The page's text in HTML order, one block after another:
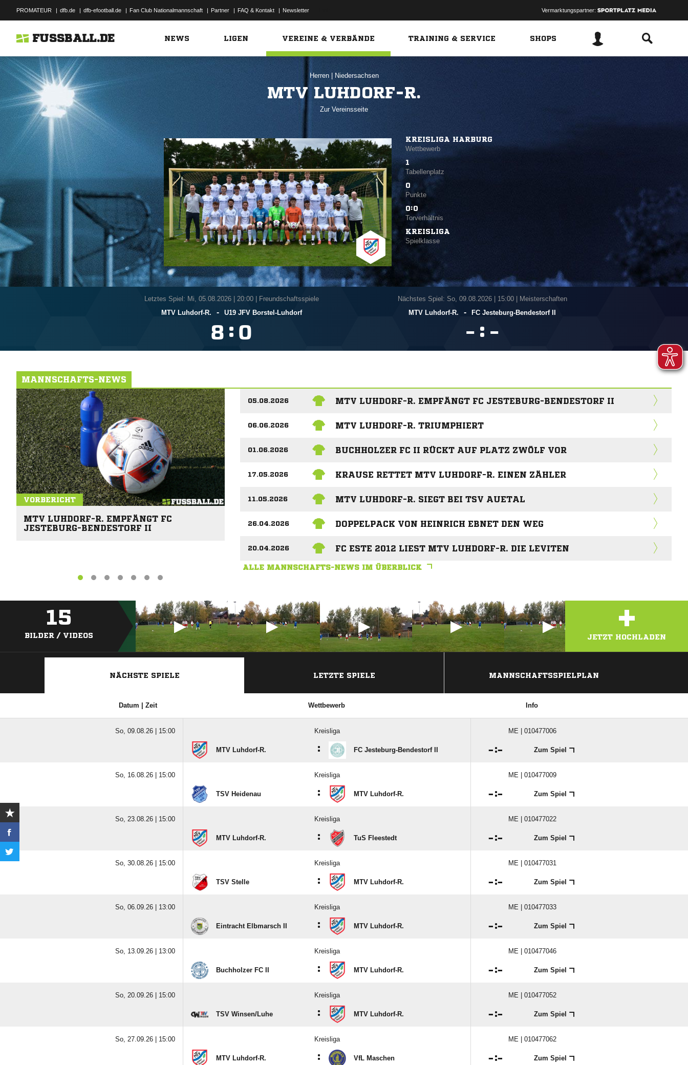
PROMATEUR | dfb.de | dfb-efootball.de | Fan Club Nationalmannschaft | Partner | FAQ & Kontakt | Newsletter Vermarktungspartner:
FUSSBALL.DE NEWS LIGEN VEREINE & VERBÄNDE TRAINING & SERVICE SHOPS
Herren Niedersachsen
MTV LUHDORF-R.
Zur Vereinsseite
KREISLIGA HARBURG
Wettbewerb
1
Tabellenplatz
0
Punkte
0:0
Torverhältnis
KREISLIGA
Spielklasse
Letztes Spiel: Mi, 05.08.2026| 20:00 | Freundschaftsspiele
MTV Luhdorf-R.
- U19 JFV Borstel-Luhdorf
 : 
Nächstes Spiel: So, 09.08.2026| 15:00 | Meisterschaften
MTV Luhdorf-R.
- FC Jesteburg-Bendestorf II
 : 
MANNSCHAFTS-NEWS
VORBERICHT
MTV LUHDORF-R. EMPFÄNGT FC
JESTEBURG-BENDESTORF II
05.08.2026 MTV LUHDORF-R. EMPFÄNGT FC JESTEBURG-BENDESTORF II
06.06.2026 MTV LUHDORF-R. TRIUMPHIERT
01.06.2026 BUCHHOLZER FC II RÜCKT AUF PLATZ ZWÖLF VOR
17.05.2026 KRAUSE RETTET MTV LUHDORF-R. EINEN ZÄHLER
11.05.2026 MTV LUHDORF-R. SIEGT BEI TSV AUETAL
26.04.2026 DOPPELPACK VON HEINRICH EBNET DEN WEG
20.04.2026 FC ESTE 2012 LIEST MTV LUHDORF-R. DIE LEVITEN
ALLE MANNSCHAFTS-NEWS IM ÜBERBLICK
15
BILDER / VIDEOS +
JETZT HOCHLADEN
NÄCHSTE SPIELE LETZTE SPIELE MANNSCHAFTSSPIELPLAN
Datum | Zeit Wettbewerb Info
So, 09.08.26 | 15:00 Kreisliga ME | 010477006
MTV Luhdorf-R. : FC Jesteburg-Bendestorf II : Zum Spiel
So, 16.08.26 | 15:00 Kreisliga ME | 010477009
TSV Heidenau : MTV Luhdorf-R. : Zum Spiel
So, 23.08.26 | 15:00 Kreisliga ME | 010477022
MTV Luhdorf-R. : TuS Fleestedt : Zum Spiel
So, 30.08.26 | 15:00 Kreisliga ME | 010477031
TSV Stelle : MTV Luhdorf-R. : Zum Spiel
So, 06.09.26 | 13:00 Kreisliga ME | 010477033
Eintracht Elbmarsch II : MTV Luhdorf-R. : Zum Spiel
So, 13.09.26 | 13:00 Kreisliga ME | 010477046
Buchholzer FC II : MTV Luhdorf-R. : Zum Spiel
So, 20.09.26 | 15:00 Kreisliga ME | 010477052
TSV Winsen/​Luhe : MTV Luhdorf-R. : Zum Spiel
So, 27.09.26 | 15:00 Kreisliga ME | 010477062
MTV Luhdorf-R. : VfL Maschen : Zum Spiel